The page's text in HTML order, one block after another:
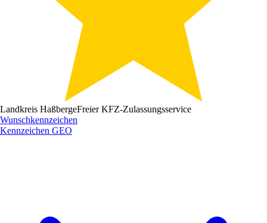
Landkreis HaßbergeFreier KFZ-Zulassungsservice
Wunschkennzeichen
Kennzeichen GEO